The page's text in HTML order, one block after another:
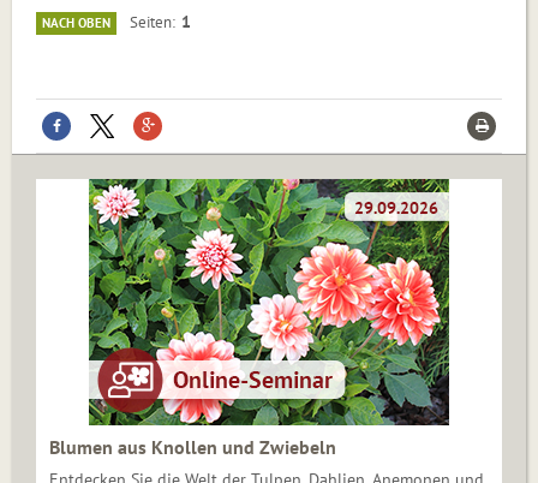
NACH OBEN Seiten 1
Blumen aus Knollen und Zwiebeln